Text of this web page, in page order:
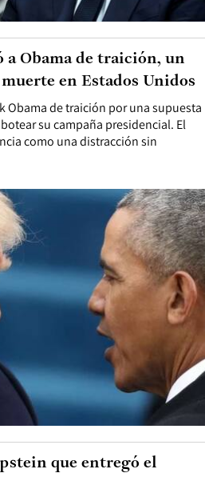
Obama de traición por una supuesta
su campaña presidencial. El
como una distracción sin
a Obama de traición, un
en Estados Unidos
que entregó el